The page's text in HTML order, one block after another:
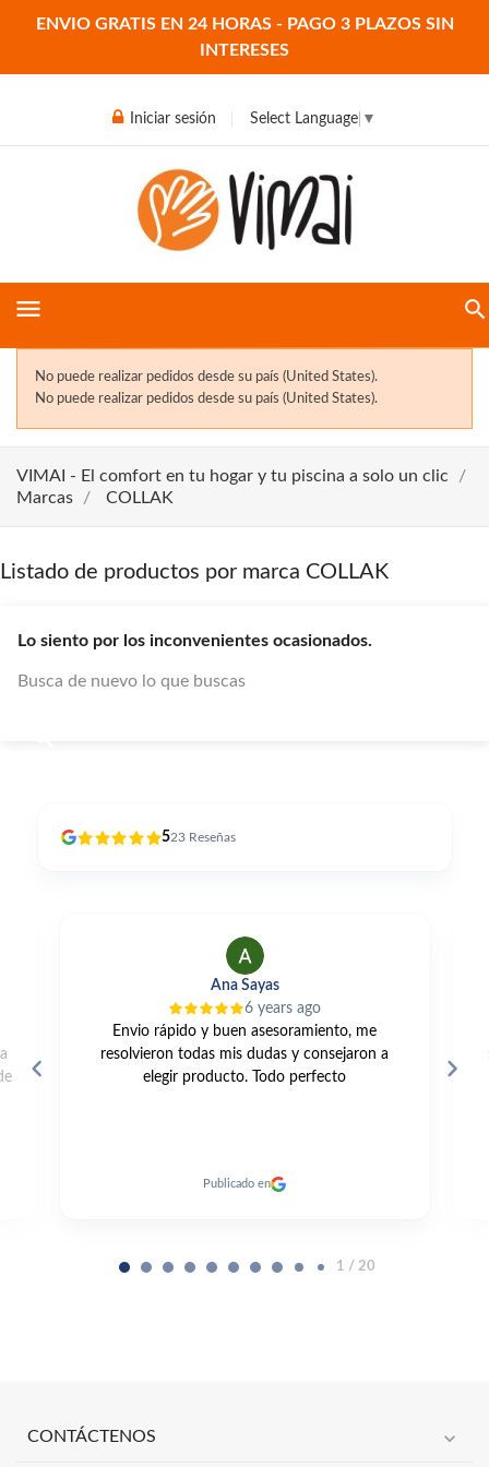
ENVIO GRATIS EN 24 HORAS - PAGO 3 PLAZOS SIN
INTERESES
Iniciar sesión Select Language ▼
menu
No puede realizar pedidos desde su país (United States).
No puede realizar pedidos desde su país (United States).
VIMAI - El comfort en tu hogar y tu piscina a solo un clic
Marcas
COLLAK
Listado de productos por marca COLLAK
Lo siento por los inconvenientes ocasionados.
Busca de nuevo lo que buscas
523 Reseñas
Ana Sayas
6 years ago
Envio rápido y buen asesoramiento, me
resolvieron todas mis dudas y consejaron a
elegir producto. Todo perfecto
Publicado en
1 / 20
CONTÁCTENOS expand_more